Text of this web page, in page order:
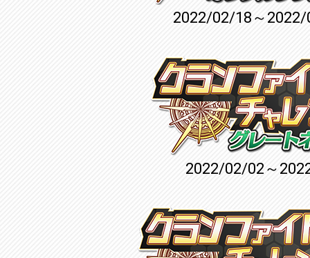
2022/02/18～
2022/02/02～